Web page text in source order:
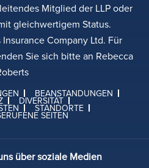
Mitglied der LLP oder
gleichwertigem Status.
Company Ltd. Für
Sie sich bitte an Rebecca
BEANSTANDUNGEN
DIVERSITÄT
STANDORTE
SEITEN
über soziale Medien